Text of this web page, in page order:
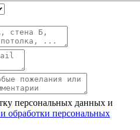
персональных данных и
обработки персональных